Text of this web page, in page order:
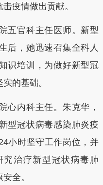
疫情做出贡献。
官科主任医师。新型
后，她迅速召集全科人
识培训，为做好新型冠
的基础。
内科主任。朱克华，
型冠状病毒感染肺炎疫
小时坚守工作岗位，并
治疗新型冠状病毒肺
全。